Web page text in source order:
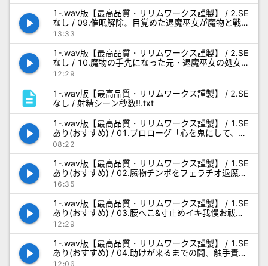
play_arrow
1-.wav版【最高品質・リリムワークス謹製】 / 2.SE
なし / 09.催眠解除。目覚めた退魔巫女が魔物と戦
う実践修行_NoSE.wav
13:33
play_arrow
1-.wav版【最高品質・リリムワークス謹製】 / 2.SE
なし / 10.魔物の手先になった元・退魔巫女の処女
アナルWご奉仕_NoSE.wav
12:29
description
1-.wav版【最高品質・リリムワークス謹製】 / 2.SE
なし / 射精シーン秒数!!.txt
play_arrow
1-.wav版【最高品質・リリムワークス謹製】 / 1.SE
あり(おすすめ) / 01.プロローグ「心を鬼にして、催
眠。」_SE.wav
08:22
play_arrow
1-.wav版【最高品質・リリムワークス謹製】 / 1.SE
あり(おすすめ) / 02.魔物チンポをフェラチオ退魔す
る修行_SE.wav
16:35
play_arrow
1-.wav版【最高品質・リリムワークス謹製】 / 1.SE
あり(おすすめ) / 03.腰へこ&寸止めイキ我慢お祓い
ダンスで勃起させる修行_SE.wav
12:29
play_arrow
1-.wav版【最高品質・リリムワークス謹製】 / 1.SE
あり(おすすめ) / 04.助けが来るまでの間、触手責め
に打ち勝つ修行_SE.wav
12:06